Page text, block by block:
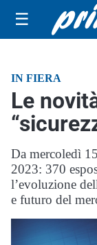
☰
IN FIERA
Le
Da mercoledì
2023: 370
l’evoluzione
e futuro del